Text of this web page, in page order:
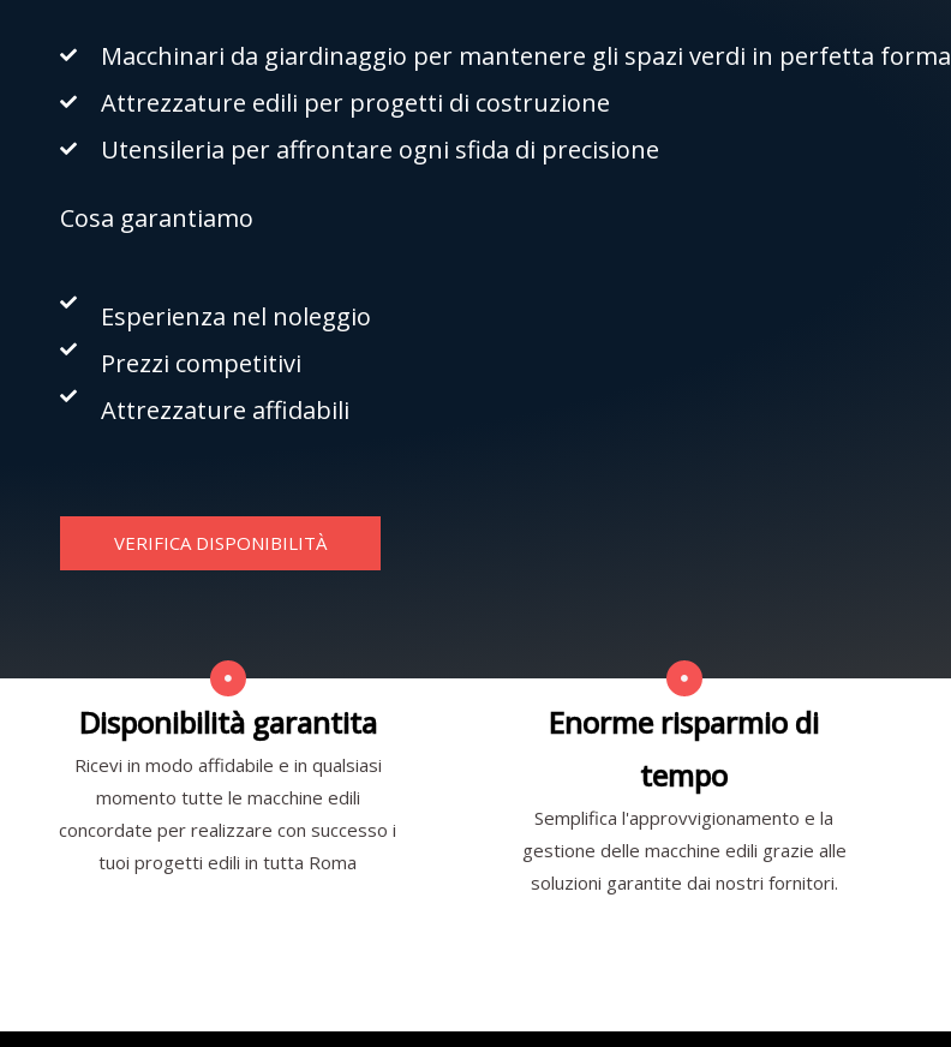
Macchinari da giardinaggio per mantenere gli spazi verdi in perfetta forma
Attrezzature edili per progetti di costruzione
Utensileria per affrontare ogni sfida di precisione
Cosa garantiamo
Esperienza nel noleggio
Prezzi competitivi
Attrezzature affidabili
VERIFICA DISPONIBILITÀ
Disponibilità garantita
Ricevi in modo affidabile e in qualsiasi
momento tutte le macchine edili
concordate per realizzare con successo i
tuoi progetti edili in tutta Roma
Enorme risparmio di
tempo
Semplifica l'approvvigionamento e la
gestione delle macchine edili grazie alle
soluzioni garantite dai nostri fornitori.